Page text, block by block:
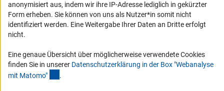
Barriere melden
DFG-aktuell
schauen Sie sich die Ausgaben online an.
anonymisiert aus, indem wir ihre IP-Adresse lediglich in gekürzter
Form erheben. Sie können von uns als Nutzer*in somit nicht
identifiziert werden. Eine Weitergabe Ihrer Daten an Dritte erfolgt
nicht.
Eine genaue Übersicht über möglicherweise verwendete Cookies
finden Sie in unserer Datenschutzerklärung in der Box "Webanalyse
mit Matomo" .